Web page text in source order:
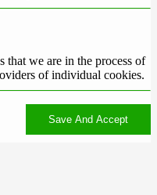
that we are in the process of
of individual cookies.
Save And Accept